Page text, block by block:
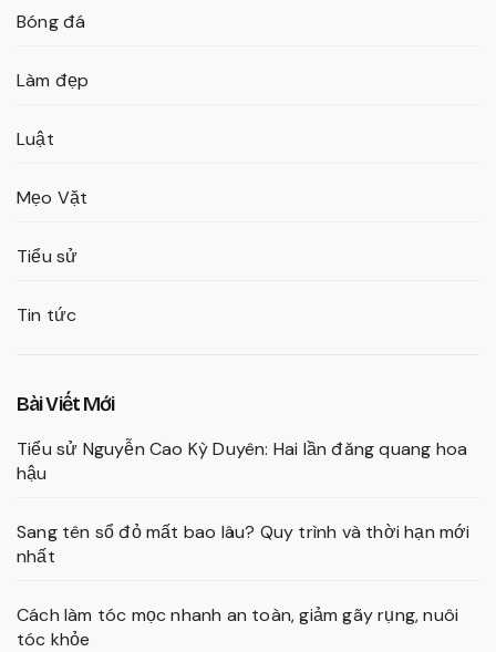
Bóng đá
Làm đẹp
Luật
Mẹo Vặt
Tiểu sử
Tin tức
Bài Viết Mới
Tiểu sử Nguyễn Cao Kỳ Duyên: Hai lần đăng quang hoa
hậu
Sang tên sổ đỏ mất bao lâu? Quy trình và thời hạn mới
nhất
Cách làm tóc mọc nhanh an toàn, giảm gãy rụng, nuôi
tóc khỏe